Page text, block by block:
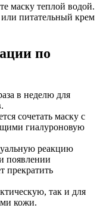
маску теплой водой.
питательный крем
по
в неделю для
сочетать маску с
гиалуроновую
реакцию
появлении
прекратить
так и для
кожи.